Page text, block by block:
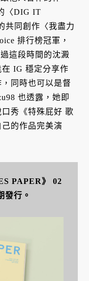
〈DIG IT
共同創作〈我盡力
排行榜冠軍，
這段時間的沈澱
IG 穩定分享作
同時也可以是督
也透露，她即
秀《特殊屁好 歌
的作品完美演
PAPER》 02
發行。